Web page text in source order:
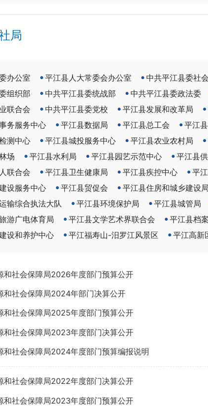
局
办公室 平江县人大常委会办公室 中共平江县委社
组织部
中共平江县委统战部 中共平江县委政法委
联合会
中共平江县委党校 平江县发展和改革局
务服务中心
平江县数据局 平江县总工会 平江
测中心
平江县城投服务中心 平江县农业农村局
场
平江县水利局 平江县园艺示范中心 平江县
联合会
平江县卫生健康局 平江县疾控中心 平
设服务中心
平江县贸促会 平江县住房和城乡建设局
输综合执法大队
平江县环境保护局 平江县城管局
游广电体育局
平江县文学艺术界联合会 平江县档
设和养护中心
平江福寿山-汨罗江风景区 平江高新
和社会保障局2026年度部门预算公开
和社会保障局2024年部门决算公开
和社会保障局2025年度部门预算公开
和社会保障局2023年度部门决算公开
和社会保障局2024年度部门预算编报说明
和社会保障局2022年度部门决算公开
和社会保障局2023年度部门预算公开